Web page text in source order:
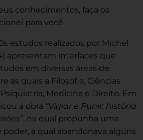
conhecimentos, faça os
para você.
estudos realizados por Michel
apresentam interfaces que
em diversas áreas de
as quais a Filosofia, Ciências
Medicina e Direito. Em
a obra “Vigiar e Punir: história
, na qual propunha uma
poder, a qual abandonava alguns